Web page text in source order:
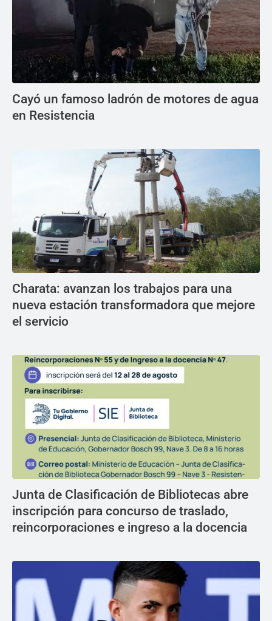
Cayó un famoso ladrón de motores de agua
en Resistencia
Charata: avanzan los trabajos para una
nueva estación transformadora que mejore
el servicio
Junta de Clasificación de Bibliotecas abre
inscripción para concurso de traslado,
reincorporaciones e ingreso a la docencia